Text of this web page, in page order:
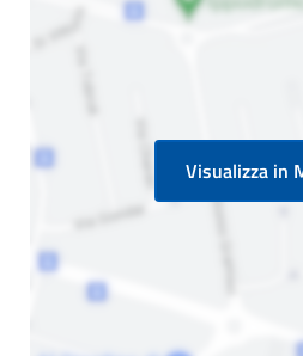
Visualizza in